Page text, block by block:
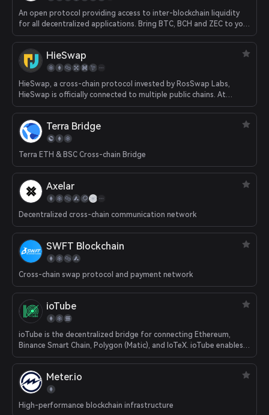
An open protocol providing access to inter-blockchain liquidity
for all decentralized applications. Bring BTC, BCH and ZEC to your
Ethereum app.
HieSwap
HieSwap, a cross-chain protocol invested by RosSwap Labs,
HieSwap is officially connected to multiple public chains. At
present, the protocol has realized cross-chain conversion among
OKXChain, Polygon and TRON.
Terra Bridge
Terra ETH & BSC Cross-chain Bridge
Axelar
Decentralized cross-chain communication network
SWFT Blockchain
Cross-chain swap protocol and payment network
ioTube
ioTube is the decentralized bridge for connecting Ethereum,
Binance Smart Chain, Polygon (Matic), and IoTeX. ioTube enables
bi-directional exchange of tokens between IoTeX, Ethereum,
Meter.io
High-performance blockchain infrastructure